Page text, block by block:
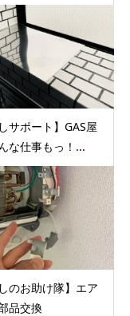
サポート】GAS屋
な仕事もっ！...
のお助け隊】エア
品交換